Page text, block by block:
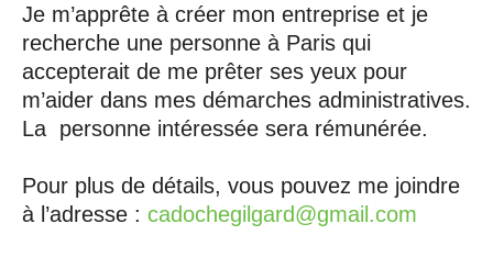
Je m’apprête à créer mon entreprise et je
recherche une personne à Paris qui
accepterait de me prêter ses yeux pour
m’aider dans mes démarches administratives.
La personne intéressée sera rémunérée.
Pour plus de détails, vous pouvez me joindre
à l’adresse : cadochegilgard@gmail.com